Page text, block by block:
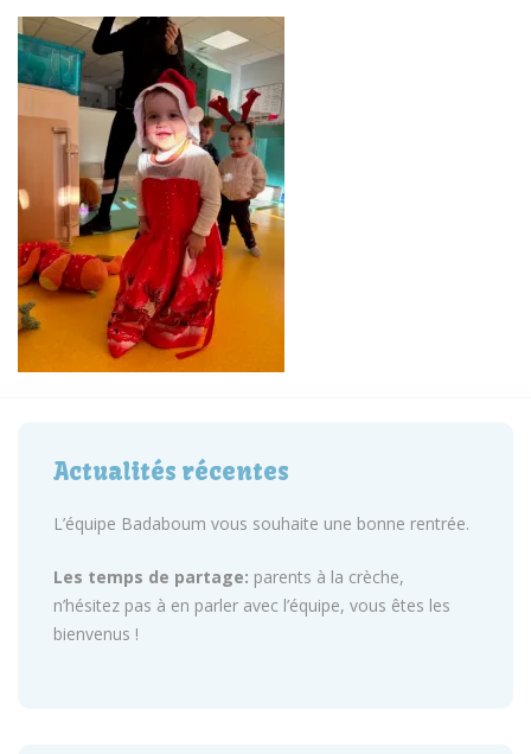
Actualités récentes
L’équipe Badaboum vous souhaite une bonne rentrée.
Les temps de partage: parents à la crèche,
n’hésitez pas à en parler avec l’équipe, vous êtes les
bienvenus !